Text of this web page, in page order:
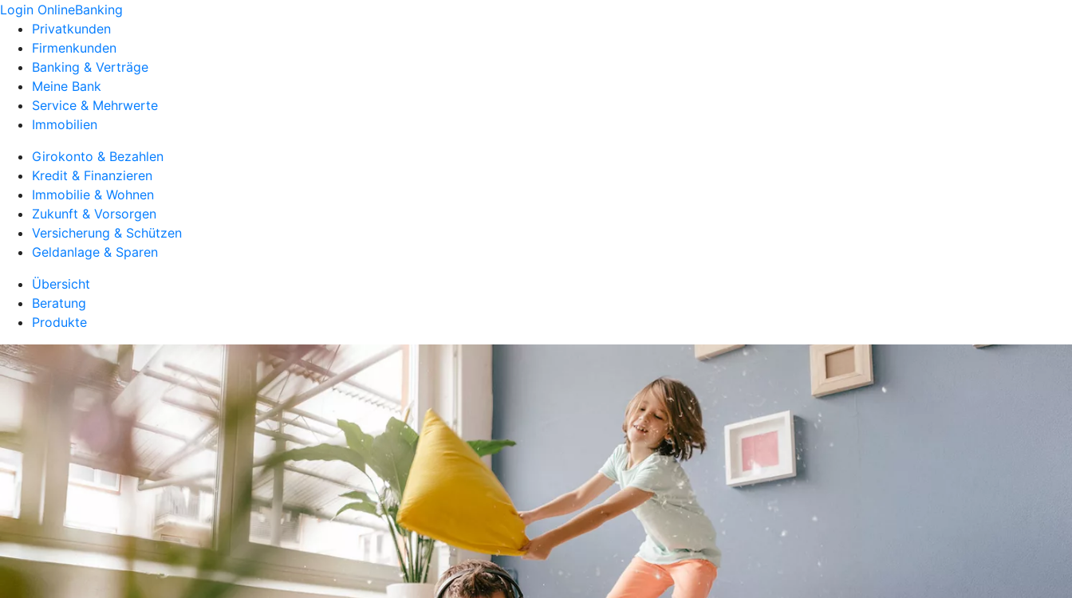
Login OnlineBanking
Privatkunden
Firmenkunden
Banking & Verträge
Meine Bank
Service & Mehrwerte
Immobilien
Girokonto & Bezahlen
Kredit & Finanzieren
Immobilie & Wohnen
Zukunft & Vorsorgen
Versicherung & Schützen
Geldanlage & Sparen
Übersicht
Beratung
Produkte